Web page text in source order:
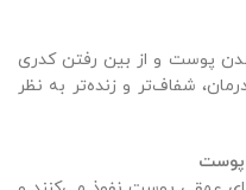
پوست و از بین رفتن کدری
شفاف‌تر و زنده‌تر به نظر
پوست